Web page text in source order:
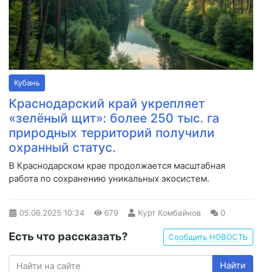
Кубань
Краснодарский край укрепляет
«зелёный щит»: более 250 тыс. га
природных территорий получили
охранный статус.
В Краснодарском крае продолжается масштабная
работа по сохранению уникальных экосистем.
05.06.2025 10:34 679 Курт Комбайнов 0
Есть что рассказать? Сообщить НОВОСТЬ
Найти